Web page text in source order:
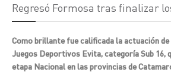
Regresó Formosa tras finalizar
Como brillante fue calificada la actuación
Juegos Deportivos Evita, categoría Sub 16,
etapa Nacional en las provincias de